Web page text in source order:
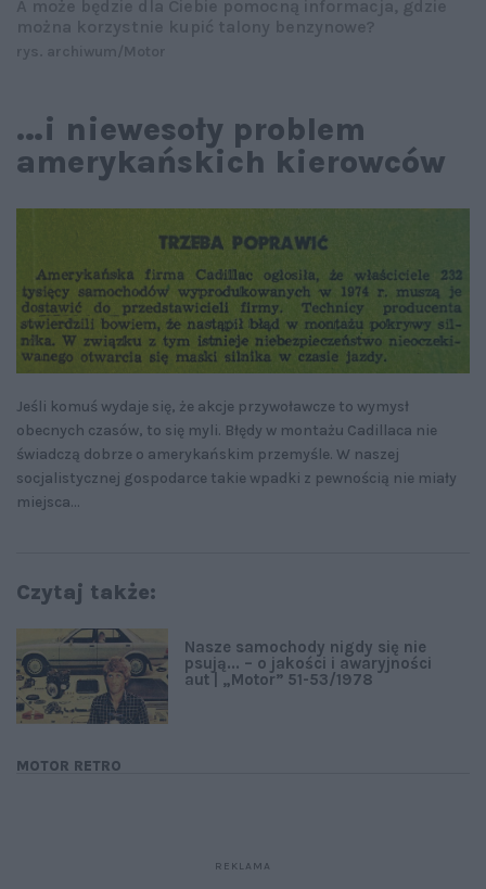
…i niewesoły problem
amerykańskich kierowców
Jeśli komuś wydaje się, że akcje przywoławcze to wymysł
obecnych czasów, to się myli. Błędy w montażu Cadillaca nie
świadczą dobrze o amerykańskim przemyśle. W naszej
socjalistycznej gospodarce takie wpadki z pewnością nie miały
miejsca…
Czytaj także:
MOTOR RETRO
Nasze samochody nigdy się nie
psują... – o jakości i awaryjności
aut | „Motor” 51-53/1978